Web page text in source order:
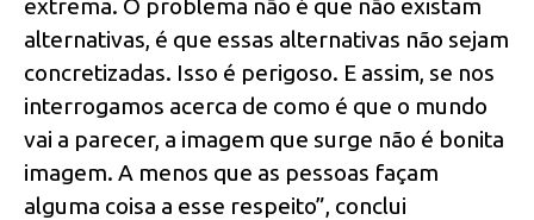
extrema. O problema não é que não existam
alternativas, é que essas alternativas não sejam
concretizadas. Isso é perigoso. E assim, se nos
interrogamos acerca de como é que o mundo
vai a parecer, a imagem que surge não é bonita
imagem. A menos que as pessoas façam
alguma coisa a esse respeito”, conclui